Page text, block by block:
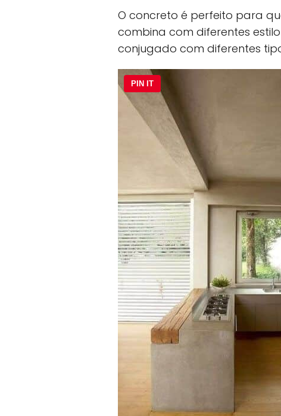
O concreto é perfeito para
combina com diferentes
conjugado com diferentes
PIN IT